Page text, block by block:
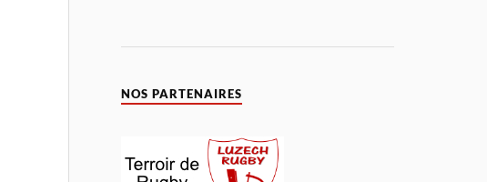
NOS PARTENAIRES